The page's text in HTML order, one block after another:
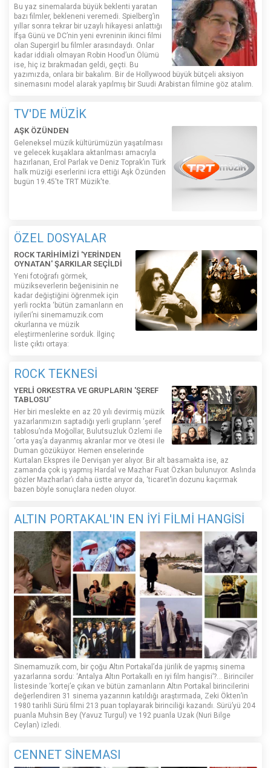
Bu yaz sinemalarda büyük beklenti yaratan
bazı filmler, bekleneni veremedi. Spielberg’in
yıllar sonra tekrar bir uzaylı hikayesi anlattığı
İfşa Günü ve DC’nin yeni evreninin ikinci filmi
olan Supergirl bu filmler arasındaydı. Onlar
kadar iddialı olmayan Robin Hood’un Ölümü
ise, hiç iz bırakmadan geldi, geçti. Bu
yazımızda, onlara bir bakalım. Bir de Hollywood büyük bütçeli aksiyon
sinemasını model alarak yapılmış bir Suudi Arabistan filmine göz atalım.
TV'DE MÜZİK
AŞK ÖZÜNDEN
Geleneksel müzik kültürümüzün yaşatılması
ve gelecek kuşaklara aktarılması amacıyla
hazırlanan, Erol Parlak ve Deniz Toprak’ın Türk
halk müziği eserlerini icra ettiği Aşk Özünden
bugün 19.45'te TRT Müzik'te.
ÖZEL DOSYALAR
ROCK TARİHİMİZİ 'YERİNDEN
OYNATAN' ŞARKILAR SEÇİLDİ
Yeni fotoğrafı görmek,
müzikseverlerin beğenisinin ne
kadar değiştiğini öğrenmek için
yerli rockta ‘bütün zamanların en
iyileri’ni sinemamuzik.com
okurlarına ve müzik
eleştirmenlerine sorduk. İlginç
liste çıktı ortaya:
ROCK TEKNESİ
YERLİ ORKESTRA VE GRUPLARIN 'ŞEREF
TABLOSU'
Her biri meslekte en az 20 yılı devirmiş müzik
yazarlarımızın saptadığı yerli grupların ‘şeref
tablosu’nda Moğollar, Bulutsuzluk Özlemi ile
‘orta yaş’a dayanmış akranlar mor ve ötesi ile
Duman gözüküyor. Hemen enselerinde
Kurtalan Ekspres ile Dervişan yer alıyor. Bir alt basamakta ise, az
zamanda çok iş yapmış Hardal ve Mazhar Fuat Özkan bulunuyor. Aslında
gözler Mazharlar’ı daha üstte arıyor da, ‘ticaret’in dozunu kaçırmak
bazen böyle sonuçlara neden oluyor.
ALTIN PORTAKAL'IN EN İYİ FİLMİ HANGİSİ
Sinemamuzik.com, bir çoğu Altın Portakal’da jürilik de yapmış sinema
yazarlarına sordu: ‘Antalya Altın Portakallı en iyi film hangisi’?... Birinciler
listesinde ‘kortej’e çıkan ve bütün zamanların Altın Portakal birincilerini
değerlendiren 31 sinema yazarının katıldığı araştırmada, Zeki Ökten’in
1980 tarihli Sürü filmi 213 puan toplayarak birinciliği kazandı. Sürü’yü 204
puanla Muhsin Bey (Yavuz Turgul) ve 192 puanla Uzak (Nuri Bilge
Ceylan) izledi.
CENNET SİNEMASI